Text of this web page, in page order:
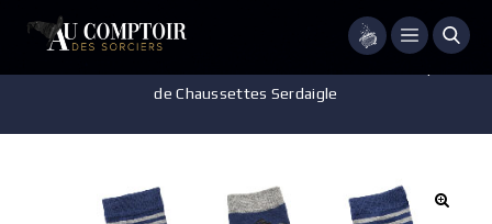
Menu
de Chaussettes Serdaigle